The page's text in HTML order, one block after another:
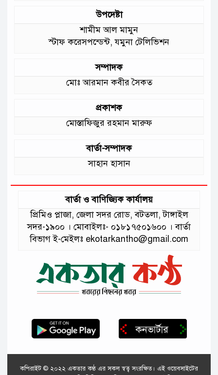
উপদেষ্টা
শামীম আল মামুন
স্টাফ করেসপন্ডেন্ট, যমুনা টেলিভিশন
সম্পাদক
মোঃ আরমান কবীর সৈকত
প্রকাশক
মোস্তাফিজুর রহমান মারুফ
বার্তা-সম্পাদক
সাহান হাসান
বার্তা ও বাণিজ্যিক কার্যালয়
প্রিমিও প্লাজা, জেলা সদর রোড, বটতলা, টাঙ্গাইল
সদর-১৯০০ । মোবাইলঃ- ০১৮১৭৫০১৬০০ । বার্তা
বিভাগ ই-মেইলঃ ekotarkantho@gmail.com
কপিরাইট © ২০২২ একতার কণ্ঠ এর সকল স্বত্ব সংরক্ষিত। এই ওয়েবসাইটের